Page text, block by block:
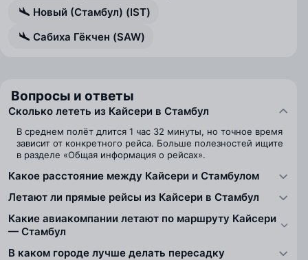
Новый (Стамбул) (IST)
Сабиха Гёкчен (SAW)
Вопросы и ответы
Сколько лететь из Кайсери в Стамбул
В среднем полёт длится 1 час 32 минуты, но точное время
зависит от конкретного рейса. Больше полезностей ищите
в разделе «Общая информация о рейсах».
Какое расстояние между Кайсери и Стамбулом
Летают ли прямые рейсы из Кайсери в Стамбул
Какие авиакомпании летают по маршруту Кайсери
— Стамбул
В каком городе лучше делать пересадку